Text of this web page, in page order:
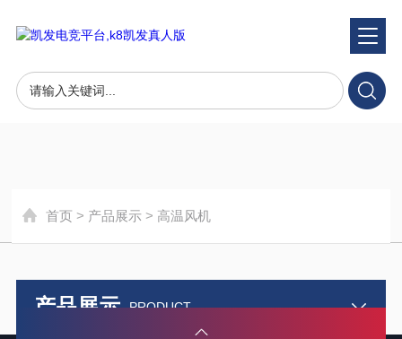
产品展示
首页 > 产品展示 > 高温风机
产品展示 PRODUCT